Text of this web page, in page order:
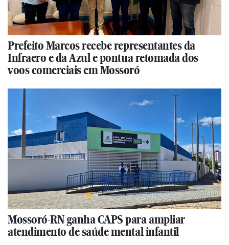
Prefeito Marcos recebe representantes da
Infraero e da Azul e pontua retomada dos
voos comerciais em Mossoró
Mossoró-RN ganha CAPS para ampliar
atendimento de saúde mental infantil